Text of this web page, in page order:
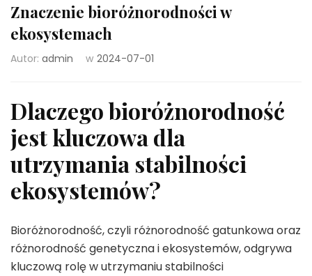
Znaczenie bioróżnorodności w
ekosystemach
Autor: admin w 2024-07-01
Dlaczego bioróżnorodność
jest kluczowa dla
utrzymania stabilności
ekosystemów?
Bioróżnorodność, czyli różnorodność gatunkowa oraz
różnorodność genetyczna i ekosystemów, odgrywa
kluczową rolę w utrzymaniu stabilności